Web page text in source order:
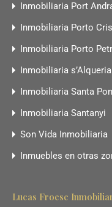
Inmobiliaria Port
Inmobiliaria Porto
Inmobiliaria Porto
Inmobiliaria
Inmobiliaria Santa
Inmobiliaria Santanyi
Son Vida Inmobiliaria
Inmuebles en otras
Lucas Froese